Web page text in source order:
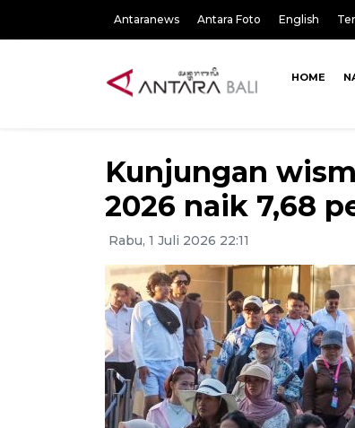
Antaranews Antara Foto English
HOME
Kunjungan
2026 naik 7,68
Rabu, 1 Juli 2026 22:11